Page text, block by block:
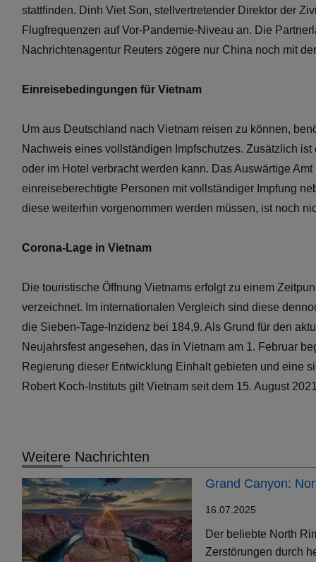
stattfinden. Dinh Viet Son, stellvertretender Direktor der
Flugfrequenzen auf Vor-Pandemie-Niveau an. Die
Nachrichtenagentur Reuters zögere nur China noch mit
Einreisebedingungen für Vietnam
Um aus Deutschland nach Vietnam reisen zu können,
Nachweis eines vollständigen Impfschutzes. Zusätzlich
oder im Hotel verbracht werden kann. Das Auswärtige
einreiseberechtigte Personen mit vollständiger Impfung
diese weiterhin vorgenommen werden müssen, ist noch
Corona-Lage in Vietnam
Die touristische Öffnung Vietnams erfolgt zu einem
verzeichnet. Im internationalen Vergleich sind diese
die Sieben-Tage-Inzidenz bei 184,9. Als Grund für den
Neujahrsfest angesehen, das in Vietnam am 1. Februar
Regierung dieser Entwicklung Einhalt gebieten und eine
Robert Koch-Instituts gilt Vietnam seit dem 15. August
Weitere Nachrichten
Grand Canyon:
16.07.2025
Der beliebte North
Zerstörungen durch